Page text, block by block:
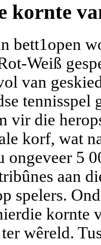
kornte
bett1open
Weiß
van
tennisspel
vir die
korf, wat
ongeveer 5
aan
spelers.
kornte
wêreld.